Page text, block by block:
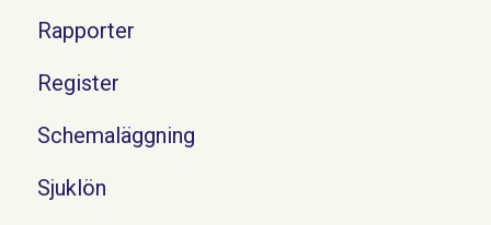
Rapporter
Register
Schemaläggning
Sjuklön